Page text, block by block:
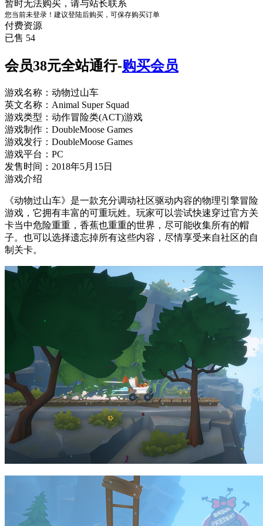
暂时无法购买，请与站长联系
您当前未登录！建议登陆后购买，可保存购买订单
付费资源
已售 54
会员38元全站通行-购买会员
游戏名称：动物过山车
英文名称：Animal Super Squad
游戏类型：动作冒险类(ACT)游戏
游戏制作：DoubleMoose Games
游戏发行：DoubleMoose Games
游戏平台：PC
发售时间：2018年5月15日
游戏介绍
《动物过山车》是一款充分调动社区驱动内容的物理引擎冒险
游戏，它拥有丰富的可重玩姓。玩家可以尝试快速穿过官方关
卡当中危险重重，香蕉也重重的世界，尽可能收集所有的帽
子。也可以选择遗忘掉所有这些内容，尽情享受来自社区的自
制关卡。